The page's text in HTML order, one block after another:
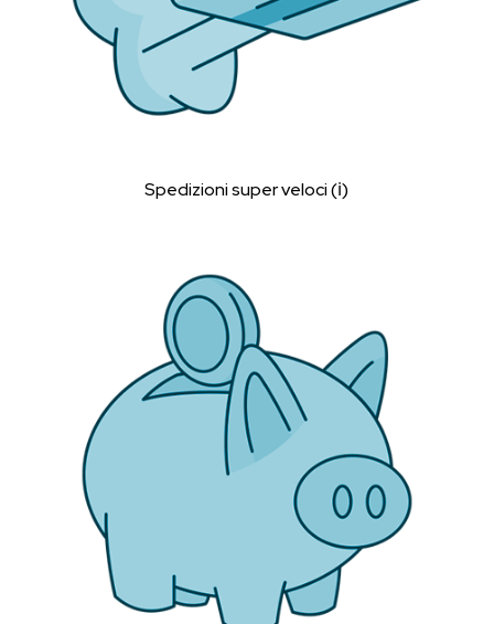
Spedizioni super veloci (ℹ︎)